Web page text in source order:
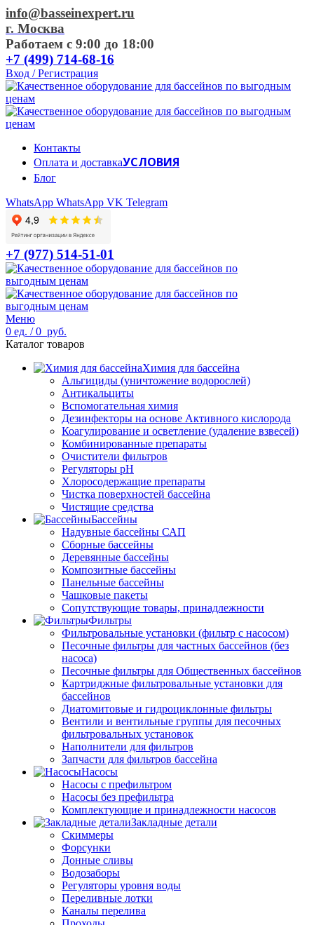
info@basseinexpert.ru
г. Москва
Работаем с 9:00 до 18:00
+7 (499) 714-68-16
Вход / Регистрация
Контакты
Оплата и доставкаУСЛОВИЯ
Блог
WhatsApp WhatsApp VK Telegram
+7 (977) 514-51-01
Меню
0 ед. / 0 руб.
Каталог товаров
Химия для бассейна
Альгициды (уничтожение водорослей)
Антикальциты
Вспомогательная химия
Дезинфекторы на основе Активного кислорода
Коагулирование и осветление (удаление взвесей)
Комбинированные препараты
Очистители фильтров
Регуляторы pH
Хлоросодержащие препараты
Чистка поверхностей бассейна
Чистящие средства
Бассейны
Надувные бассейны САП
Сборные бассейны
Деревянные бассейны
Композитные бассейны
Панельные бассейны
Чашковые пакеты
Сопутствующие товары, принадлежности
Фильтры
Фильтровальные установки (фильтр с насосом)
Песочные фильтры для частных бассейнов (без
насоса)
Песочные фильтры для Общественных бассейнов
Картриджные фильтровальные установки для
бассейнов
Диатомитовые и гидроциклонные фильтры
Вентили и вентильные группы для песочных
фильтровальных установок
Наполнители для фильтров
Запчасти для фильтров бассейна
Насосы
Насосы с префильтром
Насосы без префильтра
Комплектующие и принадлежности насосов
Закладные детали
Скиммеры
Форсунки
Донные сливы
Водозаборы
Регуляторы уровня воды
Переливные лотки
Каналы перелива